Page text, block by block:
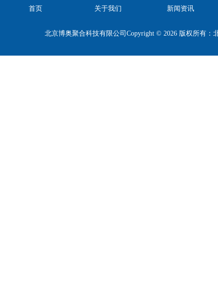
首页 关于我们 新闻资讯
北京博奥聚合科技有限公司Copyright © 2026 版权所有